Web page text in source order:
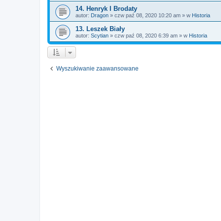
14. Henryk I Brodaty
autor: Dragon » czw paź 08, 2020 10:20 am » w Historia
13. Leszek Biały
autor: Scytian » czw paź 08, 2020 6:39 am » w Historia
Wyszukiwanie zaawansowane